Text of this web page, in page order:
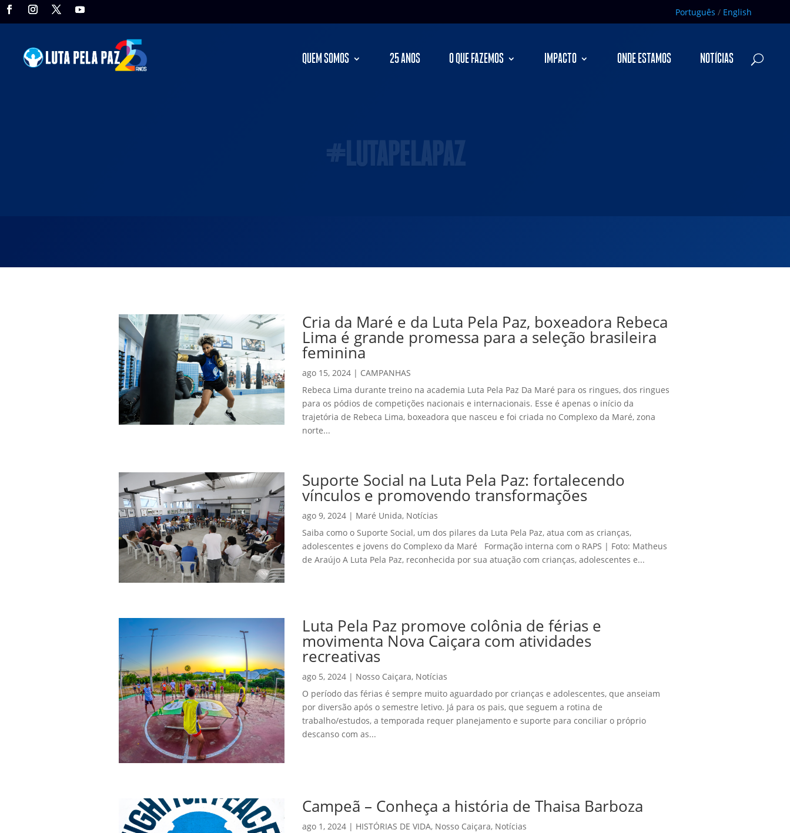
Português / English
QUEM SOMOS 25 ANOS O QUE FAZEMOS IMPACTO ONDE ESTAMOS NOTÍCIAS
Cria da Maré e da Luta Pela Paz, boxeadora Rebeca
Lima é grande promessa para a seleção brasileira
feminina
ago 15, 2024| CAMPANHAS
Rebeca Lima durante treino na academia Luta Pela Paz Da Maré para os ringues, dos ringues
para os pódios de competições nacionais e internacionais. Esse é apenas o início da
trajetória de Rebeca Lima, boxeadora que nasceu e foi criada no Complexo da Maré, zona
norte...
Suporte Social na Luta Pela Paz: fortalecendo
vínculos e promovendo transformações
ago 9, 2024| Maré Unida, Notícias
Saiba como o Suporte Social, um dos pilares da Luta Pela Paz, atua com as crianças,
adolescentes e jovens do Complexo da Maré Formação interna com o RAPS | Foto: Matheus
de Araújo A Luta Pela Paz, reconhecida por sua atuação com crianças, adolescentes e...
Luta Pela Paz promove colônia de férias e
movimenta Nova Caiçara com atividades
recreativas
ago 5, 2024| Nosso Caiçara, Notícias
O período das férias é sempre muito aguardado por crianças e adolescentes, que anseiam
por diversão após o semestre letivo. Já para os pais, que seguem a rotina de
trabalho/estudos, a temporada requer planejamento e suporte para conciliar o próprio
descanso com as...
Campeã – Conheça a história de Thaisa Barboza
ago 1, 2024| HISTÓRIAS DE VIDA, Nosso Caiçara, Notícias